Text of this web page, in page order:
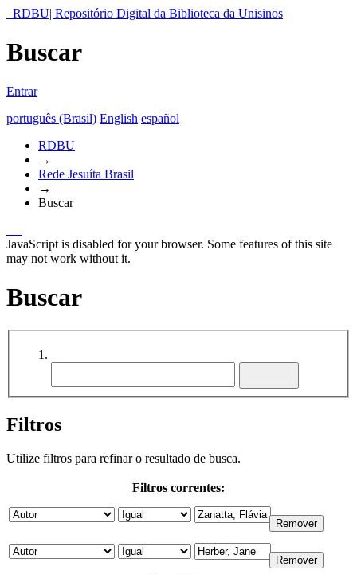
RDBU| Repositório Digital da Biblioteca da Unisinos
Buscar
Entrar
português (Brasil) English español
RDBU
→
Rede Jesuíta Brasil
→
Buscar
JavaScript is disabled for your browser. Some features of this site
may not work without it.
Buscar
Filtros
Utilize filtros para refinar o resultado de busca.
Filtros correntes: